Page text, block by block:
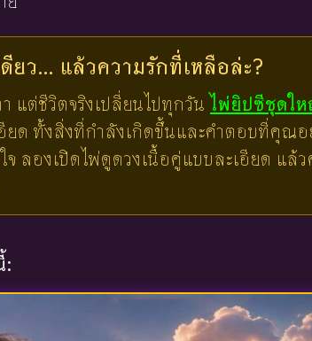
ว... แล้วความรักที่เหลือล่ะ?
แต่ชีวิตจริงเปลี่ยนไปทุกวัน ไพ่ยิปซีชุดใ
อียด ทั้งสิ่งที่กำลังเกิดขึ้นและคำตอบที่คุณ
ลองเปิดไพ่ดูดวงเนื้อคู่แบบละเอียด แล้
: